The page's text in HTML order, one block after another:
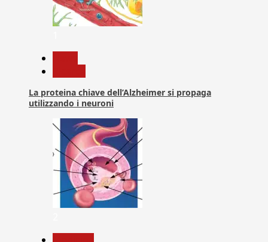
La proteina chiave dell’Alzheimer si propaga
utilizzando i neuroni